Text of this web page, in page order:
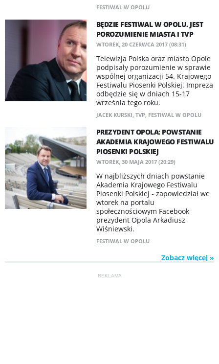
FESTIWAL W OPOLU
BĘDZIE FESTIWAL W OPOLU. JEST
POROZUMIENIE MIASTA I TVP
WTOREK, 20 CZERWCA 2017 (08:31)
Telewizja Polska oraz miasto Opole
podpisały porozumienie w sprawie
wspólnej organizacji 54. Krajowego
Festiwalu Piosenki Polskiej. Impreza
odbędzie się w dniach 15-17
września tego roku.
JACEK KURSKI, TVP, FESTIWAL W OPOLU
PREZYDENT OPOLA: POWSTANIE
AKADEMIA KRAJOWEGO FESTIWALU
PIOSENKI POLSKIEJ
WTOREK, 30 MAJA 2017 (20:29)
W najbliższych dniach powstanie
Akademia Krajowego Festiwalu
Piosenki Polskiej - zapowiedział we
wtorek na portalu
społecznościowym Facebook
prezydent Opola Arkadiusz
Wiśniewski.
FESTIWAL W OPOLU
Zobacz więcej »
REKLAMA